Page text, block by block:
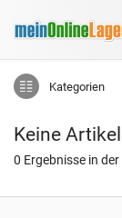
Kategorien
Keine
0 Ergebnisse in